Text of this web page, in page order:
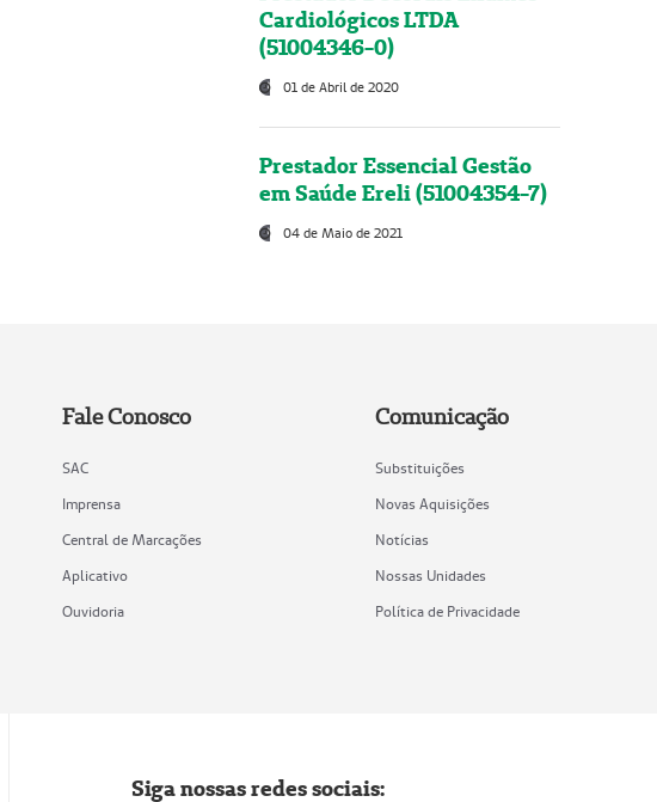
Cardiológicos LTDA
(51004346-0)
01 de Abril de 2020
Prestador Essencial Gestão
em Saúde Ereli (51004354-7)
04 de Maio de 2021
Fale Conosco
SAC
Imprensa
Central de Marcações
Aplicativo
Ouvidoria
Comunicação
Substituições
Novas Aquisições
Notícias
Nossas Unidades
Política de Privacidade
Siga nossas redes sociais: